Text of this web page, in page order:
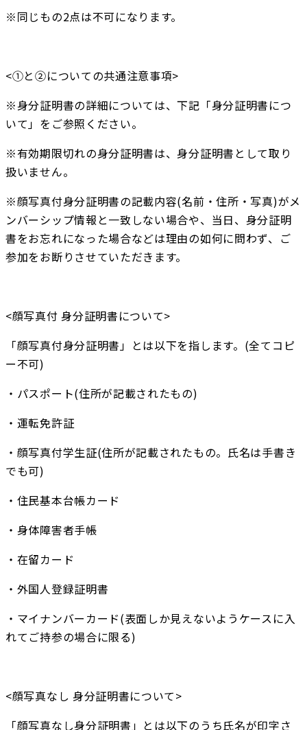
※同じもの2点は不可になります。
<①と②についての共通注意事項>
※身分証明書の詳細については、下記「身分証明書につ
いて」をご参照ください。
※有効期限切れの身分証明書は、身分証明書として取り
扱いません。
※顔写真付身分証明書の記載内容(名前・住所・写真)がメ
ンバーシップ情報と一致しない場合や、当日、身分証明
書をお忘れになった場合などは理由の如何に問わず、ご
参加をお断りさせていただきます。
<顔写真付 身分証明書について>
「顔写真付身分証明書」とは以下を指します。(全てコピ
ー不可)
・パスポート(住所が記載されたもの)
・運転免許証
・顔写真付学生証(住所が記載されたもの。氏名は手書き
でも可)
・住民基本台帳カード
・身体障害者手帳
・在留カード
・外国人登録証明書
・マイナンバーカード(表面しか見えないようケースに入
れてご持参の場合に限る)
<顔写真なし 身分証明書について>
「顔写真なし身分証明書」とは以下のうち氏名が印字さ